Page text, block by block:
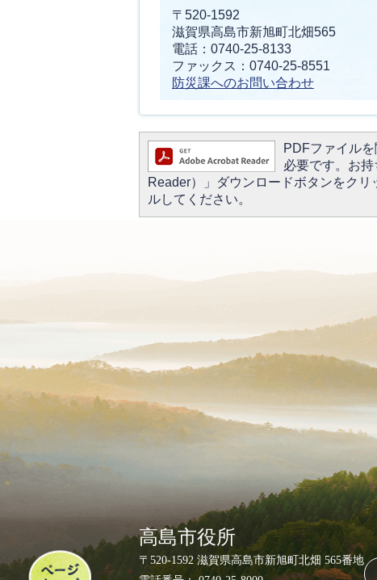
〒520-1592
滋賀県高島市新旭町北畑565
電話：0740-25-8133
ファックス：0740-25-8551
防災課へのお問い合わせ
PDFファイル
必要です。お
Reader）」ダウンロードボタンをク
ルしてください。
ペ
高島市役所
〒520-1592 滋賀県高島市新旭町北畑 565番地